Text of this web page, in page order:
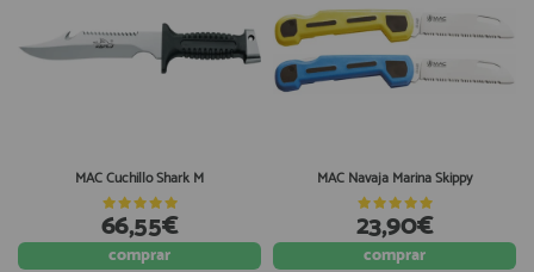
MAC Cuchillo Shark M
66,55€
comprar
MAC Navaja Marina Skippy
23,90€
comprar